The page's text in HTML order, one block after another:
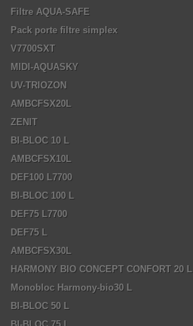
Filtre AQUA-SAFE
Pack porte filtre simplex
V7700SXT
MIDI-AQUASKY
UV-TRIOZON
AMBCFSX20L
ZENIT
BI-BLOC 10 L
AMBCFSX10L
DEF100 L7700
BI-BLOC 100 L
DEF75 L7700
DEF75 L
AMBCFSX30L
HARMONY BIO CONCEPT CONFORT 20 L
Monobloc Harmony-bio30 L
BI-BLOC 50 L